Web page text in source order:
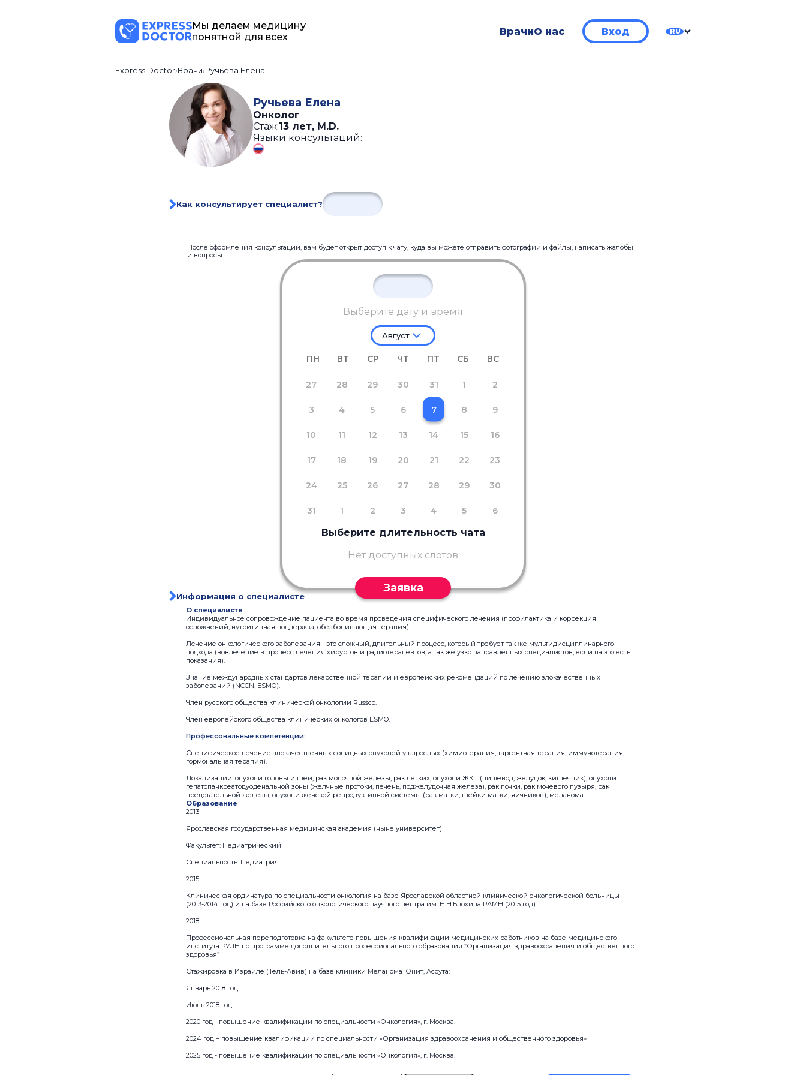
Мы делаем медицину
понятной для всех
ВрачиО нас Вход RU
Express Doctor Врачи Ручьева Елена
Ручьева Елена
Онколог
Стаж:13 лет, M.D.
Языки консультаций:
Как консультирует специалист?
После оформления консультации, вам будет открыт доступ к чату, куда вы можете отправить фотографии и файлы, написать жалобы
и вопросы.
Выберите дату и время
Август
ПН ВТ СР ЧТ ПТ СБ ВС
27 28 29 30 31 1 2
3 4 5 6 7 8 9
10 11 12 13 14 15 16
17 18 19 20 21 22 23
24 25 26 27 28 29 30
31 1 2 3 4 5 6
Выберите длительность чата
Нет доступных слотов
Заявка
Информация о специалисте
О специалисте
Индивидуальное сопровождение пациента во время проведения специфического лечения (профилактика и коррекция
осложнений, нутритивная поддержка, обезболивающая терапия).
Лечение онкологического заболевания - это сложный, длительный процесс, который требует так же мультидисциплинарного
подхода (вовлечение в процесс лечения хирургов и радиотерапевтов, а так же узко направленных специалистов, если на это есть
показания).
Знание международных стандартов лекарственной терапии и европейских рекомендаций по лечению злокачественных
заболеваний (NCCN, ESMO).
Член русского общества клинической онкологии Russco.
Член европейского общества клинических онкологов ESMO.
Профессональные компетенции:
Специфическое лечение злокачественных солидных опухолей у взрослых (химиотерапия, таргентная терапия, иммунотерапия,
гормональная терапия).
Локализации: опухоли головы и шеи, рак молочной железы, рак легких, опухоли ЖКТ (пищевод, желудок, кишечник), опухоли
гепатопанкреатодуоденальной зоны (желчные протоки, печень, поджелудочная железа), рак почки, рак мочевого пузыря, рак
предстательной железы, опухоли женской репродуктивной системы (рак матки, шейки матки, яичников), меланома.
Образование
2013
Ярославская государственная медицинская академия (ныне университет)
Факультет: Педиатрический
Специальность: Педиатрия
2015
Клиническая ординатура по специальности онкология на базе Ярославской областной клинической онкологической больницы
(2013-2014 год) и на базе Российского онкологического научного центра им. Н.Н.Блохина РАМН (2015 год)
2018
Профессиональная переподготовка на факультете повышения квалификации медицинских работников на базе медицинского
института РУДН по программе дополнительного профессионального образования “Организация здравоохранения и общественного
здоровья”
Стажировка в Израиле (Тель-Авив) на базе клиники Меланома Юнит, Ассута:
Январь 2018 год
Июль 2018 год
2020 год - повышение квалификации по специальности «Онкология», г. Москва.
2024 год – повышение квалификации по специальности «Организация здравоохранения и общественного здоровья»
2025 год - повышение квалификации по специальности «Онкология», г. Москва.